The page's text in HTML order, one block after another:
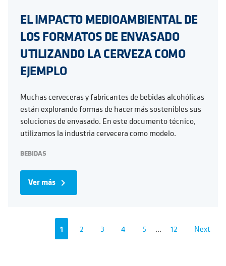
EL IMPACTO MEDIOAMBIENTAL DE
LOS FORMATOS DE ENVASADO
UTILIZANDO LA CERVEZA COMO
EJEMPLO
Muchas cerveceras y fabricantes de bebidas alcohólicas
están explorando formas de hacer más sostenibles sus
soluciones de envasado. En este documento técnico,
utilizamos la industria cervecera como modelo.
BEBIDAS
Ver más navigate_next
1 2 3 4 5 ... 12 Next